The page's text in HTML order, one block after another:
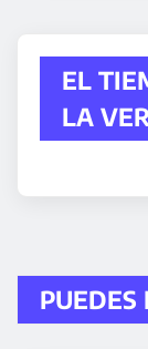
EL
LA
PUEDES